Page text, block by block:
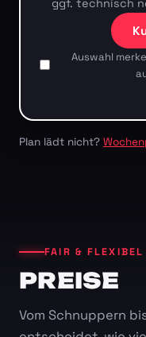
ggf. technisch
Auswahl
Plan lädt nicht?
FAIR & FLEXIBEL
PREISE
Vom Schnuppern